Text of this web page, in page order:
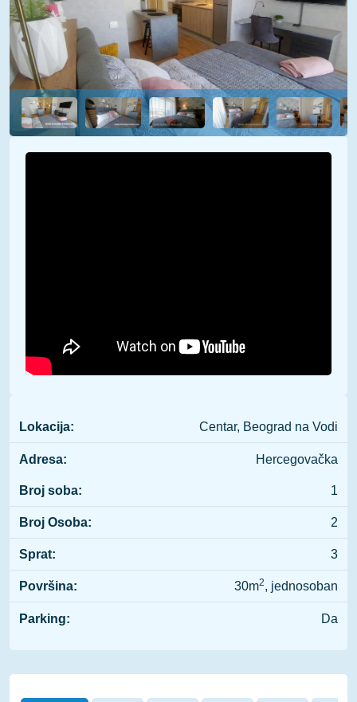
Lokacija: Centar, Beograd na Vodi
Adresa: Hercegovačka
Broj soba: 1
Broj Osoba: 2
Sprat: 3
Površina: 30m2, jednosoban
Parking: Da